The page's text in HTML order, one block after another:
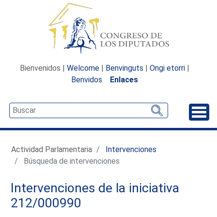
Bienvenidos | Welcome | Benvinguts | Ongi etorri |
Benvidos
Enlaces
Actividad Parlamentaria
Intervenciones
Búsqueda de intervenciones
Intervenciones de la iniciativa
212/000990